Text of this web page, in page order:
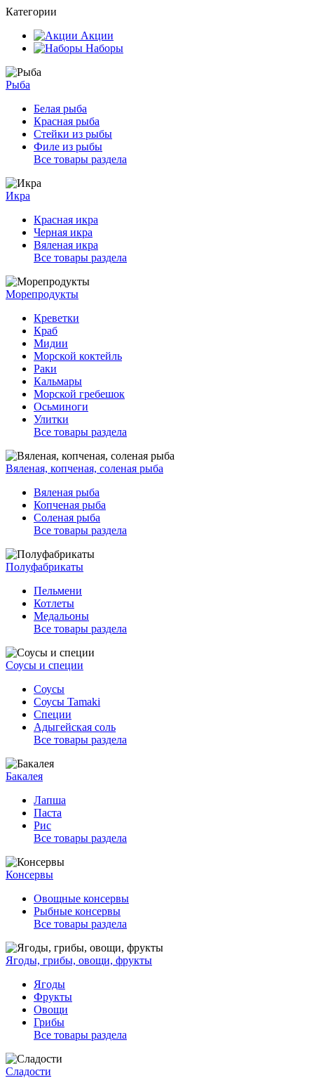
Категории
Акции
Наборы
Рыба
Белая рыба
Красная рыба
Стейки из рыбы
Филе из рыбы
Все товары раздела
Икра
Красная икра
Черная икра
Вяленая икра
Все товары раздела
Морепродукты
Креветки
Краб
Мидии
Морской коктейль
Раки
Кальмары
Морской гребешок
Осьминоги
Улитки
Все товары раздела
Вяленая, копченая, соленая рыба
Вяленая рыба
Копченая рыба
Соленая рыба
Все товары раздела
Полуфабрикаты
Пельмени
Котлеты
Медальоны
Все товары раздела
Соусы и специи
Соусы
Соусы Tamaki
Специи
Адыгейская соль
Все товары раздела
Бакалея
Лапша
Паста
Рис
Все товары раздела
Консервы
Овощные консервы
Рыбные консервы
Все товары раздела
Ягоды, грибы, овощи, фрукты
Ягоды
Фрукты
Овощи
Грибы
Все товары раздела
Сладости